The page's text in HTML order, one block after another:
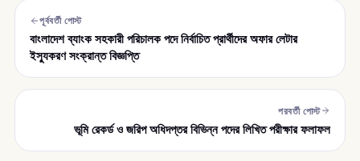
পূর্ববর্তী পোস্ট
বাংলাদেশ ব্যাংক সহকারী পরিচালক পদে নির্বাচিত প্রার্থীদের অফার লেটার
ইস্যুকরণ সংক্রান্ত বিজ্ঞপ্তি
পরবর্তী পোস্ট
ভূমি রেকর্ড ও জরিপ অধিদপ্তর বিভিন্ন পদের লিখিত পরীক্ষার ফলাফল